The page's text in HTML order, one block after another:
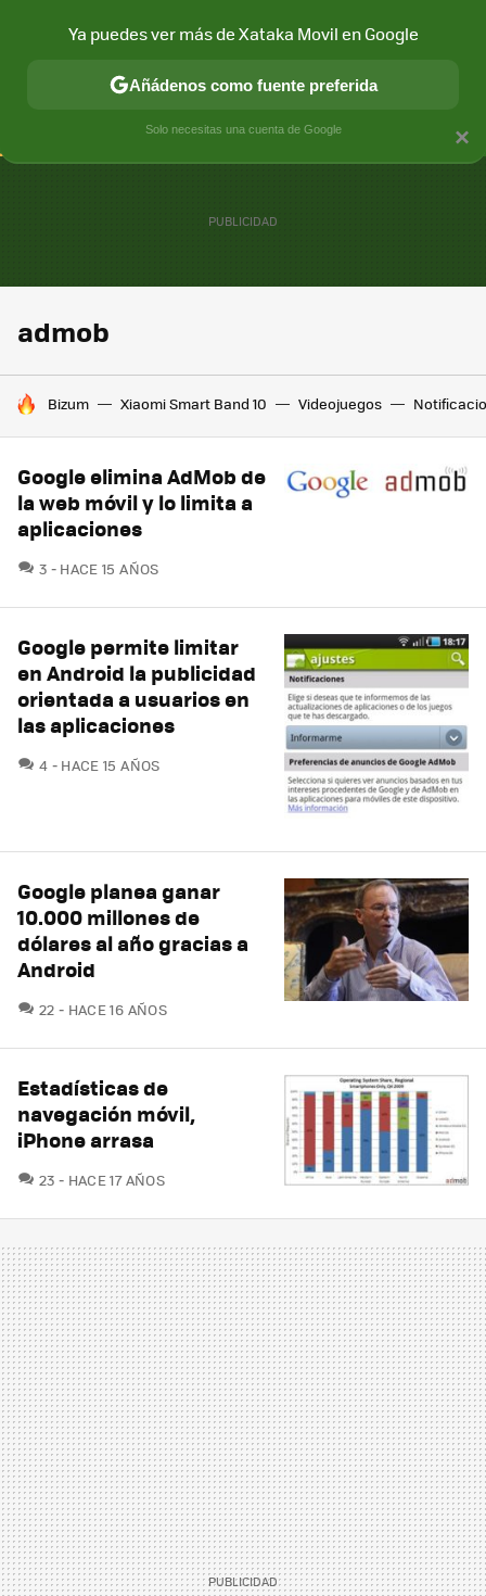
CONECTIVIDAD MÓVIL Y SOCIEDAD APLICACIONES
admob
HOY SE HABLA DE
Bizum Xiaomi Smart Band 10 Videojuegos
Google elimina AdMob de
la web móvil y lo limita a
aplicaciones
3 COMENTARIOS
HACE 15 AÑOS
Google permite limitar
en Android la publicidad
orientada a usuarios en
las aplicaciones
4 COMENTARIOS
HACE 15 AÑOS
Google planea ganar
10.000 millones de
dólares al año gracias a
Android
22 COMENTARIOS
HACE 16 AÑOS
Estadísticas de
navegación móvil,
iPhone arrasa
23 COMENTARIOS
HACE 17 AÑOS
×
Ya puedes ver más de Xataka Movil en Google
Añádenos como fuente preferida
Solo necesitas una cuenta de Google